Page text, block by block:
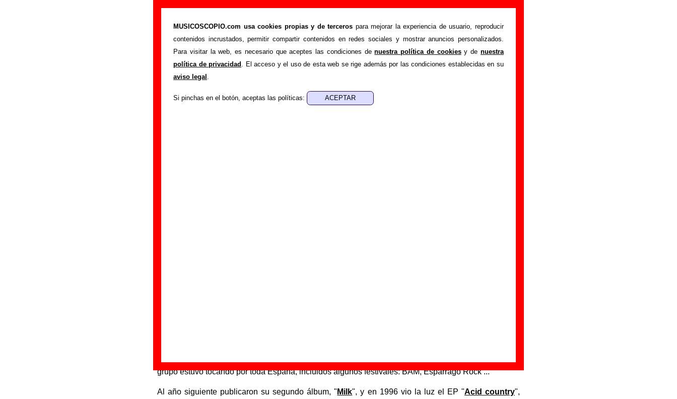
MUSICOSCOPIO.com usa cookies propias y de terceros para mejorar la experiencia de usuario, reproducir
contenidos incrustados, permitir compartir contenidos en redes sociales y mostrar anuncios personalizados.
Para visitar la web, es necesario que aceptes las condiciones denuestra política de cookiesy denuestra
política de privacidad . El acceso y el uso de esta web se rige además por las condiciones establecidas en su
aviso legal .
Si pinchas en el botón, aceptas las políticas:
Biografía de Strange Fruit: miembros, historia y publicaciones
Portada >Strange Fruit
Esta página recopila información sobre la biografía deStrange Fruit: sus componentes iniciales y los
cambios de formación, su trayectoria y otros grupos relacionados, los discos y las canciones que han
publicado, enlaces con información adicional... Si lo deseas, puedes ayudar a
El texto de esta biografía fue escrito por Guillermo Albaida Ventura. La última actualización del mismo
grupo estuvo tocando por toda España, incluidos algunos festivales: BAM, Espárrago Rock ...
Al año siguiente publicaron su segundo álbum, " Milk", y en 1996 vio la luz el EP "Acid country",